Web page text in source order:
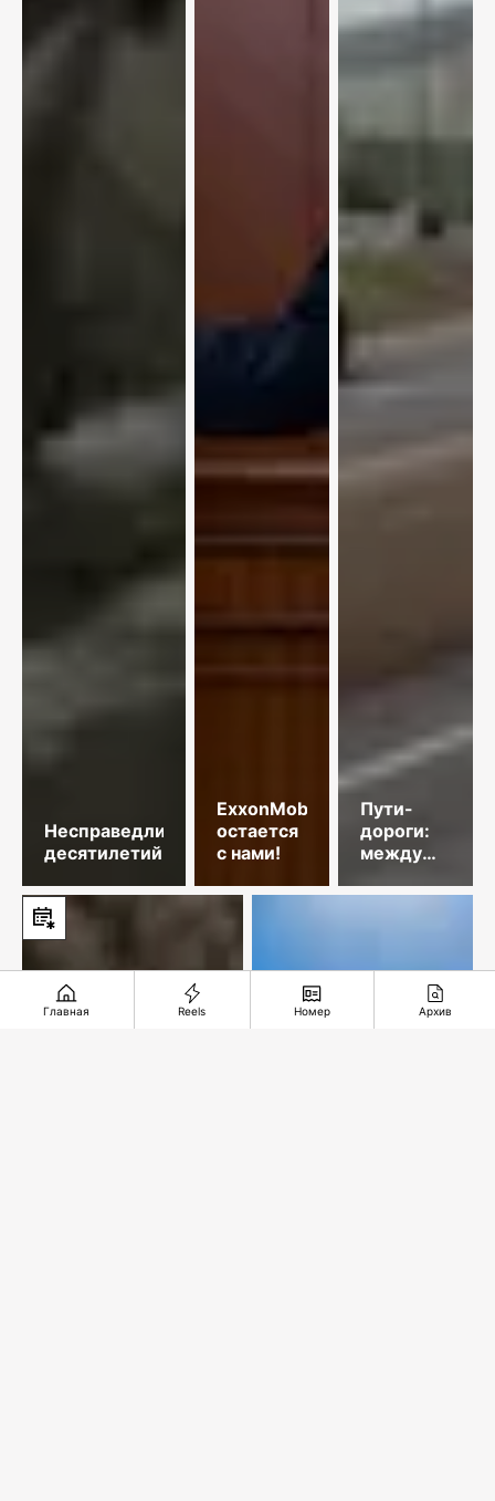
Несправедливость
десятилетий
ExxonMobil
остается
с нами!
Пути-
дороги:
между
и
Главная Reels Номер Архив